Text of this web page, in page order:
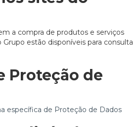
a compra de produtos e serviços
estão disponíveis para consulta
Proteção de
específica de Proteção de Dados